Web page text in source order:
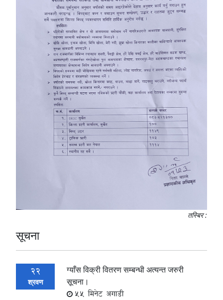
तस्बिर :
सूचना
22
श्रवण
ग्याँस विक्री वितरण सम्बन्धी अत्यन्त जरुरी
सूचना।
55 मिनेट अगाडी